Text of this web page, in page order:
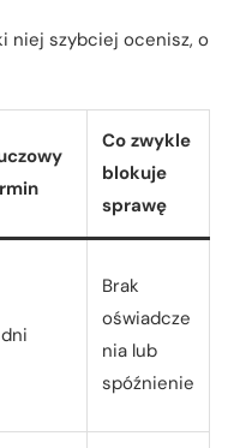
niej szybciej ocenisz, o
Co zwykle
blokuje
sprawę
Brak
oświadcze
nia lub
spóźnienie